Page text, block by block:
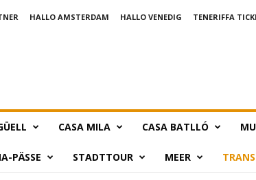
HALLO AMSTERDAM HALLO VENEDIG TENERIFFA
CASA MILA CASA BATLLÓ
PÄSSE STADTTOUR MEER